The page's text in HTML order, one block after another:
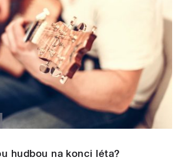
hudbou na konci léta?